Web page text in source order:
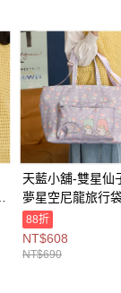
天藍小舖-雙星仙
夢星空尼龍旅行
色-$690【
】
88折
NT$608
NT$690